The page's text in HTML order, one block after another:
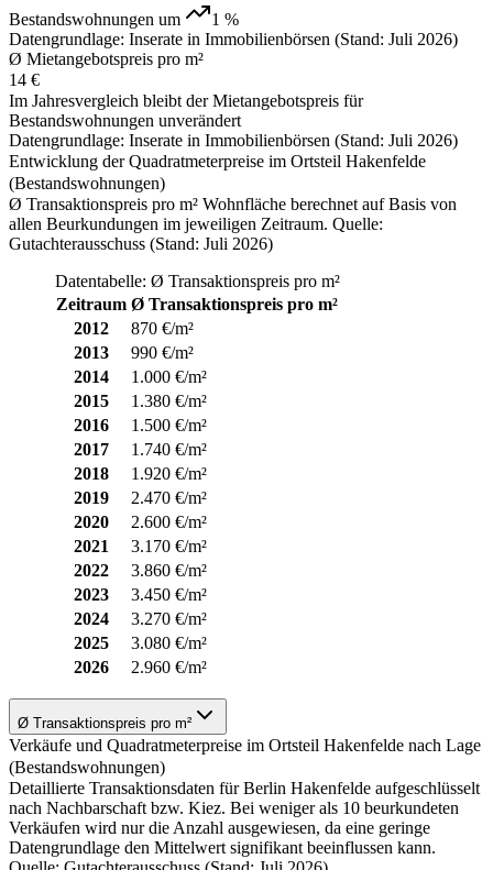
Bestandswohnungen um
1 %
Datengrundlage: Inserate in Immobilienbörsen (Stand: Juli 2026)
Ø Mietangebotspreis pro m²
14 €
Im Jahresvergleich bleibt der Mietangebotspreis für
Bestandswohnungen unverändert
Datengrundlage: Inserate in Immobilienbörsen (Stand: Juli 2026)
Entwicklung der Quadratmeterpreise im Ortsteil Hakenfelde
(Bestandswohnungen)
Ø Transaktionspreis pro m² Wohnfläche berechnet auf Basis von
allen Beurkundungen im jeweiligen Zeitraum. Quelle:
Gutachterausschuss (Stand: Juli 2026)
Datentabelle: Ø Transaktionspreis pro m²
Zeitraum Ø Transaktionspreis pro m²
2012
870 €/m²
2013
990 €/m²
2014
1.000 €/m²
2015
1.380 €/m²
2016
1.500 €/m²
2017
1.740 €/m²
2018
1.920 €/m²
2019
2.470 €/m²
2020
2.600 €/m²
2021
3.170 €/m²
2022
3.860 €/m²
2023
3.450 €/m²
2024
3.270 €/m²
2025
3.080 €/m²
2026
2.960 €/m²
Ø Transaktionspreis pro m²
Verkäufe und Quadratmeterpreise im Ortsteil Hakenfelde nach Lage
(Bestandswohnungen)
Detaillierte Transaktionsdaten für Berlin Hakenfelde aufgeschlüsselt
nach Nachbarschaft bzw. Kiez. Bei weniger als 10 beurkundeten
Verkäufen wird nur die Anzahl ausgewiesen, da eine geringe
Datengrundlage den Mittelwert signifikant beeinflussen kann.